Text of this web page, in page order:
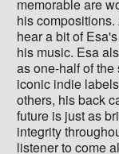
memorable are
his
hear a bit of
his music. Esa
as one-half of
iconic indie
others, his back
future is just as
integrity
listener to come